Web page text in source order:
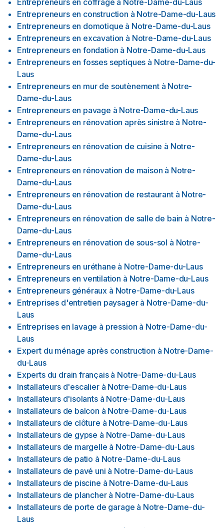
Entrepreneurs en coffrage à Notre-Dame-du-Laus
Entrepreneurs en construction à Notre-Dame-du-Laus
Entrepreneurs en domotique à Notre-Dame-du-Laus
Entrepreneurs en excavation à Notre-Dame-du-Laus
Entrepreneurs en fondation à Notre-Dame-du-Laus
Entrepreneurs en fosses septiques à Notre-Dame-du-
Laus
Entrepreneurs en mur de soutènement à Notre-
Dame-du-Laus
Entrepreneurs en pavage à Notre-Dame-du-Laus
Entrepreneurs en rénovation après sinistre à Notre-
Dame-du-Laus
Entrepreneurs en rénovation de cuisine à Notre-
Dame-du-Laus
Entrepreneurs en rénovation de maison à Notre-
Dame-du-Laus
Entrepreneurs en rénovation de restaurant à Notre-
Dame-du-Laus
Entrepreneurs en rénovation de salle de bain à Notre-
Dame-du-Laus
Entrepreneurs en rénovation de sous-sol à Notre-
Dame-du-Laus
Entrepreneurs en uréthane à Notre-Dame-du-Laus
Entrepreneurs en ventilation à Notre-Dame-du-Laus
Entrepreneurs généraux à Notre-Dame-du-Laus
Entreprises d'entretien paysager à Notre-Dame-du-
Laus
Entreprises en lavage à pression à Notre-Dame-du-
Laus
Expert du ménage après construction à Notre-Dame-
du-Laus
Experts du drain français à Notre-Dame-du-Laus
Installateurs d'escalier à Notre-Dame-du-Laus
Installateurs d'isolants à Notre-Dame-du-Laus
Installateurs de balcon à Notre-Dame-du-Laus
Installateurs de clôture à Notre-Dame-du-Laus
Installateurs de gypse à Notre-Dame-du-Laus
Installateurs de margelle à Notre-Dame-du-Laus
Installateurs de patio à Notre-Dame-du-Laus
Installateurs de pavé uni à Notre-Dame-du-Laus
Installateurs de piscine à Notre-Dame-du-Laus
Installateurs de plancher à Notre-Dame-du-Laus
Installateurs de porte de garage à Notre-Dame-du-
Laus